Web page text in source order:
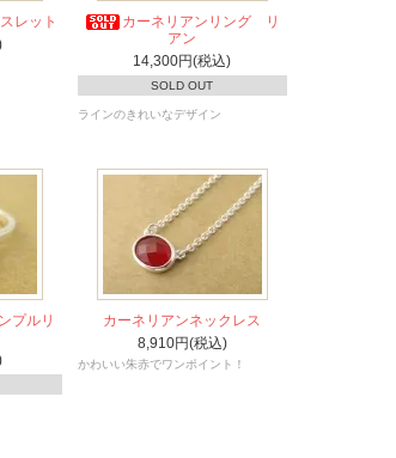
レット
カーネリアンリング リ
アン
14,300円(税込)
SOLD OUT
ラインのきれいなデザイン
プルリ
カーネリアンネックレス
8,910円(税込)
かわいい朱赤でワンポイント！